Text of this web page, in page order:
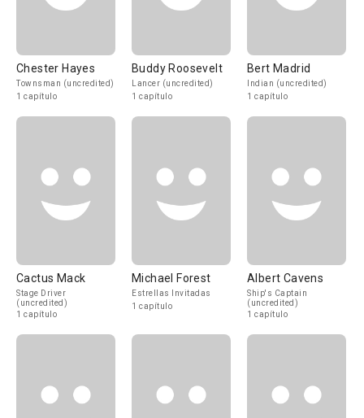
Chester Hayes
Townsman (uncredited)
1 capítulo
Buddy Roosevelt
Lancer (uncredited)
1 capítulo
Bert Madrid
Indian (uncredited)
1 capítulo
Cactus Mack
Stage Driver
(uncredited)
1 capítulo
Michael Forest
Estrellas Invitadas
1 capítulo
Albert Cavens
Ship's Captain
(uncredited)
1 capítulo